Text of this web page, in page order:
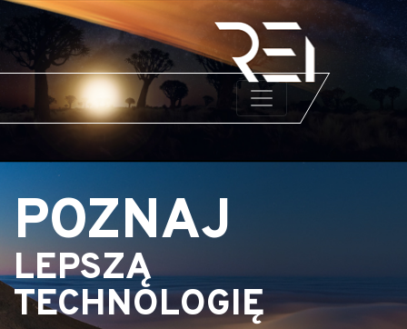
POZNAJ
LEPSZĄ
TECHNOLOGIĘ